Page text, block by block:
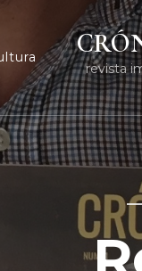
revista